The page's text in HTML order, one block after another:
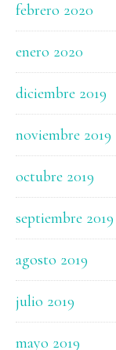
febrero 2020
enero 2020
diciembre 2019
noviembre 2019
octubre 2019
septiembre 2019
agosto 2019
julio 2019
mayo 2019